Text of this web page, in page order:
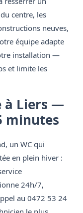
centre, les
neuves,
équipe adapte
installation —
et limite les
à Liers —
minutes
un WC qui
en plein hiver :
24h/7,
au 0472 53 24